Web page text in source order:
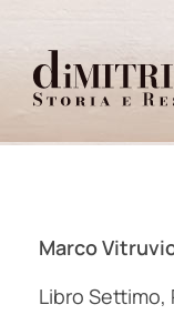
Marco
Libro Settimo,